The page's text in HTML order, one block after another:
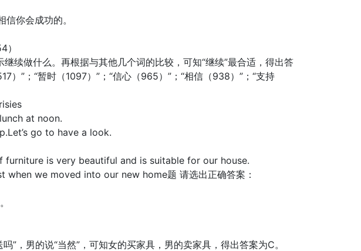
信你会成功的。
）
续做什么。再根据与其他几个词的比较，可知“继续”最合适，得出答
）”；“暂时（1097）”；“信心（965）”；“相信（938）”；“支持
at noon.
go to have a look.
furniture is very beautiful and is suitable for our house.
when we moved into our new home题 请选出正确答案：
”，男的说“当然”，可知女的买家具，男的卖家具，得出答案为C。